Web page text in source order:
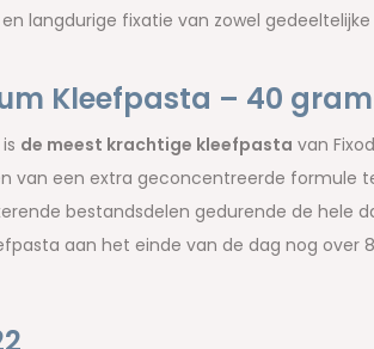
langdurige fixatie van zowel gedeeltelijke
Kleefpasta – 40 gram
de meest krachtige kleefpasta van
van een extra geconcentreerde formule
bestandsdelen gedurende de hele
aan het einde van de dag nog over